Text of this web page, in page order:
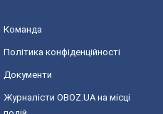
Команда
Політика конфіденційності
Документи
Журналісти OBOZ.UA на місці